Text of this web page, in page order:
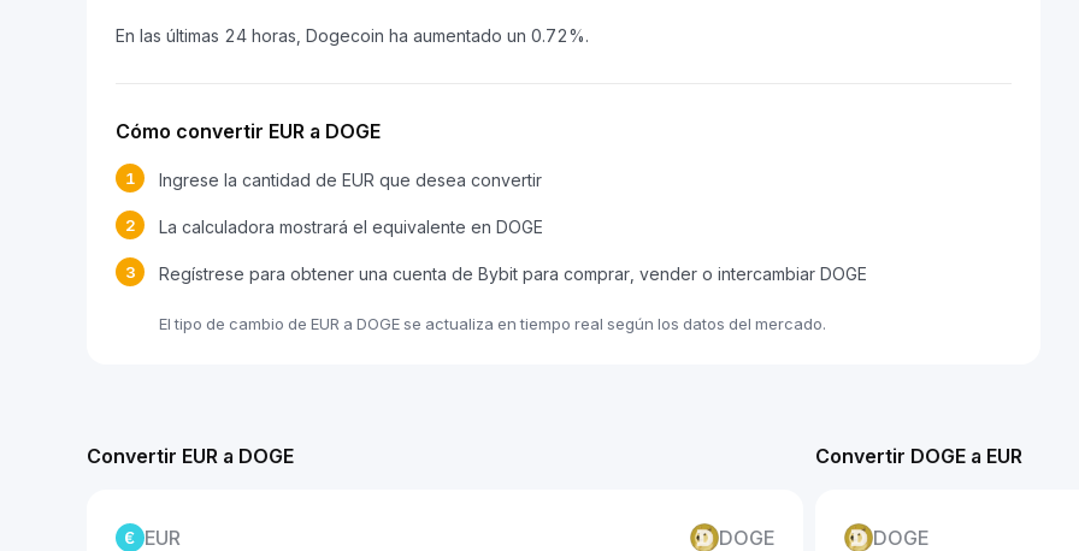
En las últimas 24 horas, Dogecoin ha aumentado un 0.72%.
Cómo convertir EUR a DOGE
1 Ingrese la cantidad de EUR que desea convertir
2 La calculadora mostrará el equivalente en DOGE
3 Regístrese para obtener una cuenta de Bybit para comprar, vender o intercambiar DOGE
El tipo de cambio de EUR a DOGE se actualiza en tiempo real según los datos del mercado.
Convertir DOGE a EUR
DOGE
Convertir EUR a DOGE
EUR DOGE